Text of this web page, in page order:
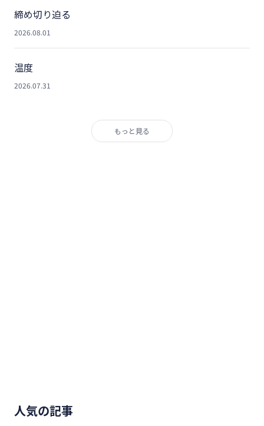
締め切り迫る
2026.08.01
温度
2026.07.31
もっと見る
人気の記事